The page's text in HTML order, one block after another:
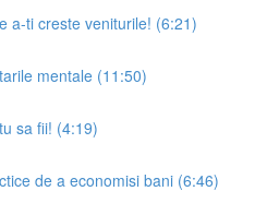
a-ti creste veniturile! (6:21)
mentale (11:50)
sa fii! (4:19)
de a economisi bani (6:46)